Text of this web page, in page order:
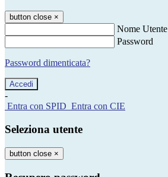
button close ×
Nome Utente
Password
Password dimenticata?
-
Entra con SPID Entra con CIE
Seleziona utente
button close ×